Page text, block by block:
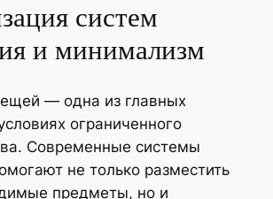
систем
и минимализм
— одна из главных
ограниченного
Современные системы
не только разместить
предметы, но и